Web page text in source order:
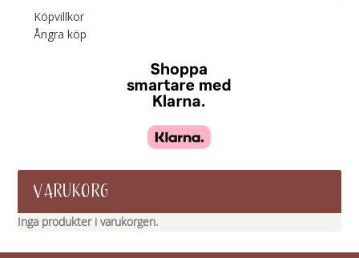
Köpvillkor
Ångra köp
VARUKORG
Inga produkter i varukorgen.